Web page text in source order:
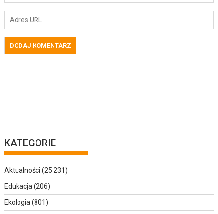
KATEGORIE
Aktualności (25 231)
Edukacja(206)
Ekologia(801)